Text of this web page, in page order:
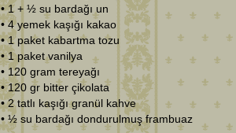
• 1 + ½ su bardağı un
• 4 yemek kaşığı kakao
• 1 paket kabartma tozu
• 1 paket vanilya
• 120 gram tereyağı
• 120 gr bitter çikolata
• 2 tatlı kaşığı granül kahve
• ½ su bardağı dondurulmuş frambuaz